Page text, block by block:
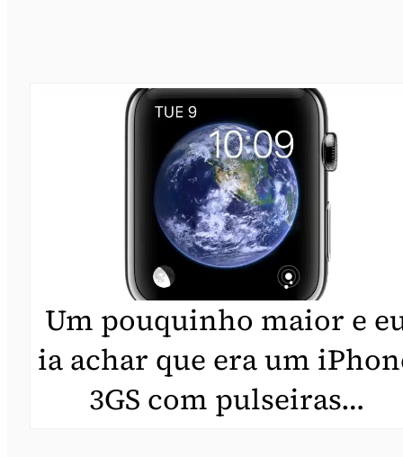
Um pouquinho maior e
ia achar que era um
3GS com pulseiras…